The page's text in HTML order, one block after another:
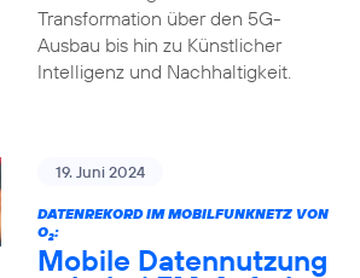
Transformation über den 5G-
Ausbau bis hin zu Künstlicher
Intelligenz und Nachhaltigkeit.
19. Juni 2024
DATENREKORD IM MOBILFUNKNETZ VON
O2:
Mobile Datennutzung